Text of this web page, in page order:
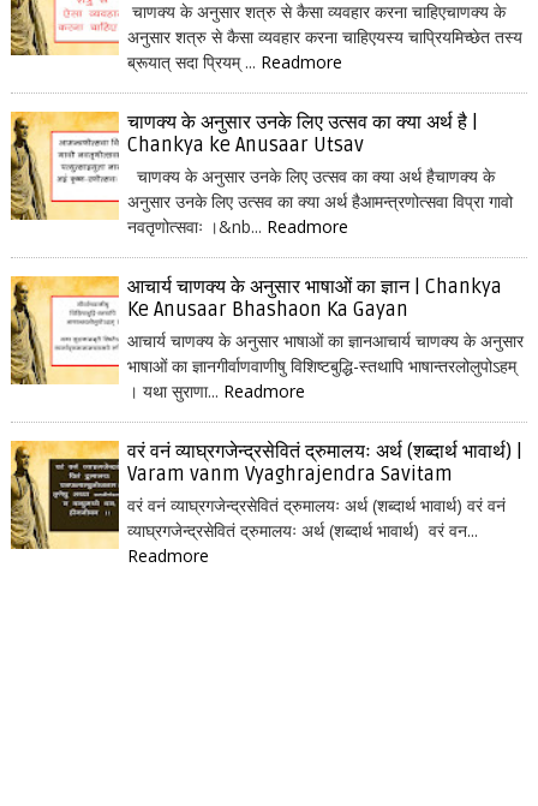
चाणक्य के अनुसार शत्रु से कैसा व्यवहार करना चाहिएचाणक्य के
अनुसार शत्रु से कैसा व्यवहार करना चाहिएयस्य चाप्रियमिच्छेत तस्य
ब्रूयात् सदा प्रियम् ... Readmore
चाणक्य के अनुसार उनके लिए उत्सव का क्या अर्थ है |
Chankya ke Anusaar Utsav
चाणक्य के अनुसार उनके लिए उत्सव का क्या अर्थ हैचाणक्य के
अनुसार उनके लिए उत्सव का क्या अर्थ हैआमन्त्रणोत्सवा विप्रा गावो
नवतृणोत्सवाः ।&nb... Readmore
आचार्य चाणक्य के अनुसार भाषाओं का ज्ञान | Chankya
Ke Anusaar Bhashaon Ka Gayan
आचार्य चाणक्य के अनुसार भाषाओं का ज्ञानआचार्य चाणक्य के अनुसार
भाषाओं का ज्ञानगीर्वाणवाणीषु विशिष्टबुद्धि-स्तथापि भाषान्तरलोलुपोऽहम्
। यथा सुराणा... Readmore
वरं वनं व्याघ्रगजेन्द्रसेवितं द्रुमालयः अर्थ (शब्दार्थ भावार्थ) |
Varam vanm Vyaghrajendra Savitam
वरं वनं व्याघ्रगजेन्द्रसेवितं द्रुमालयः अर्थ (शब्दार्थ भावार्थ) वरं वनं
व्याघ्रगजेन्द्रसेवितं द्रुमालयः अर्थ (शब्दार्थ भावार्थ) वरं वन...
Readmore